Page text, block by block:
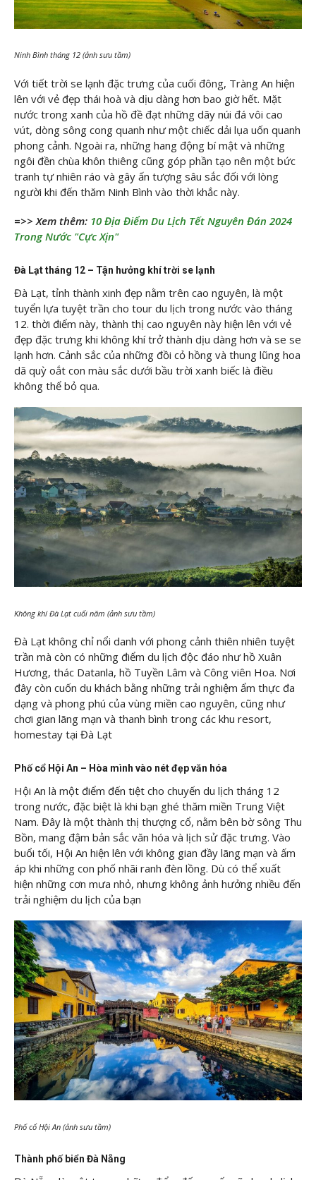
Ninh Bình tháng 12 (ảnh sưu tầm)
Với tiết trời se lạnh đặc trưng của cuối đông, Tràng An hiện
lên với vẻ đẹp thái hoà và dịu dàng hơn bao giờ hết. Mặt
nước trong xanh của hồ đề đạt những dãy núi đá vôi cao
vút, dòng sông cong quanh như một chiếc dải lụa uốn quanh
phong cảnh. Ngoài ra, những hang động bí mật và những
ngôi đền chùa khôn thiêng cũng góp phần tạo nên một bức
tranh tự nhiên ráo và gây ấn tượng sâu sắc đối với lòng
người khi đến thăm Ninh Bình vào thời khắc này.
=>> Xem thêm: 10 Địa Điểm Du Lịch Tết Nguyên Đán 2024
Trong Nước "Cực Xịn"
Đà Lạt tháng 12 – Tận hưởng khí trời se lạnh
Đà Lạt, tỉnh thành xinh đẹp nằm trên cao nguyên, là một
tuyển lựa tuyệt trần cho tour du lịch trong nước vào tháng
12. thời điểm này, thành thị cao nguyên này hiện lên với vẻ
đẹp đặc trưng khi không khí trở thành dịu dàng hơn và se se
lạnh hơn. Cảnh sắc của những đồi cỏ hồng và thung lũng hoa
dã quỳ oắt con màu sắc dưới bầu trời xanh biếc là điều
không thể bỏ qua.
Không khí Đà Lạt cuối năm (ảnh sưu tầm)
Đà Lạt không chỉ nổi danh với phong cảnh thiên nhiên tuyệt
trần mà còn có những điểm du lịch độc đáo như hồ Xuân
Hương, thác Datanla, hồ Tuyền Lâm và Công viên Hoa. Nơi
đây còn cuốn du khách bằng những trải nghiệm ẩm thực đa
dạng và phong phú của vùng miền cao nguyên, cũng như
chơi gian lãng mạn và thanh bình trong các khu resort,
homestay tại Đà Lạt
Phố cổ Hội An – Hòa mình vào nét đẹp văn hóa
Hội An là một điểm đến tiệt cho chuyến du lịch tháng 12
trong nước, đặc biệt là khi bạn ghé thăm miền Trung Việt
Nam. Đây là một thành thị thượng cổ, nằm bên bờ sông Thu
Bồn, mang đậm bản sắc văn hóa và lịch sử đặc trưng. Vào
buổi tối, Hội An hiện lên với không gian đầy lãng mạn và ấm
áp khi những con phố nhãi ranh đèn lồng. Dù có thể xuất
hiện những cơn mưa nhỏ, nhưng không ảnh hưởng nhiều đến
trải nghiệm du lịch của bạn
Phố cổ Hội An (ảnh sưu tầm)
Thành phố biển Đà Nẵng